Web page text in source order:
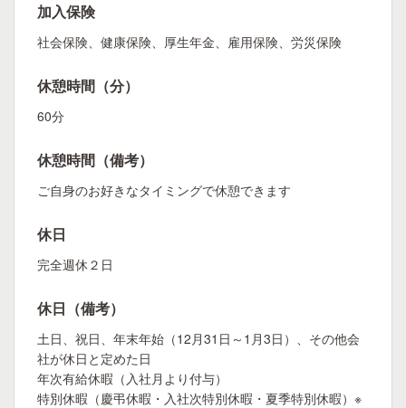
加入保険
社会保険、健康保険、厚生年金、雇用保険、労災保険
休憩時間（分）
60分
休憩時間（備考）
ご自身のお好きなタイミングで休憩できます
休日
完全週休２日
休日（備考）
土日、祝日、年末年始（12月31日～1月3日）、その他会
社が休日と定めた日
年次有給休暇（入社月より付与）
特別休暇（慶弔休暇・入社次特別休暇・夏季特別休暇）※